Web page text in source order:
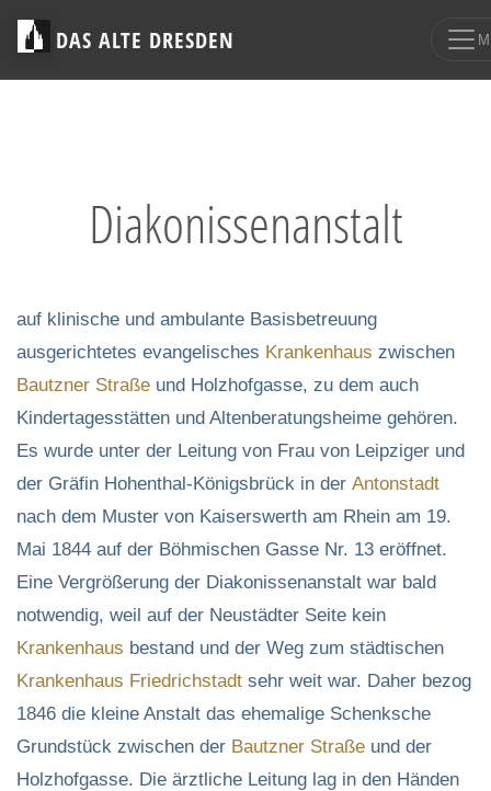
DAS ALTE DRESDEN
Diakonissenanstalt
auf klinische und ambulante Basisbetreuung
ausgerichtetes evangelisches Krankenhaus zwischen
Bautzner Straße und Holzhofgasse, zu dem auch
Kindertagesstätten und Altenberatungsheime gehören.
Es wurde unter der Leitung von Frau von Leipziger und
der Gräfin Hohenthal-Königsbrück in der Antonstadt
nach dem Muster von Kaiserswerth am Rhein am 19.
Mai 1844 auf der Böhmischen Gasse Nr. 13 eröffnet.
Eine Vergrößerung der Diakonissenanstalt war bald
notwendig, weil auf der Neustädter Seite kein
Krankenhaus bestand und der Weg zum städtischen
Krankenhaus Friedrichstadt sehr weit war. Daher bezog
1846 die kleine Anstalt das ehemalige Schenksche
Grundstück zwischen der Bautzner Straße und der
Holzhofgasse. Die ärztliche Leitung lag in den Händen